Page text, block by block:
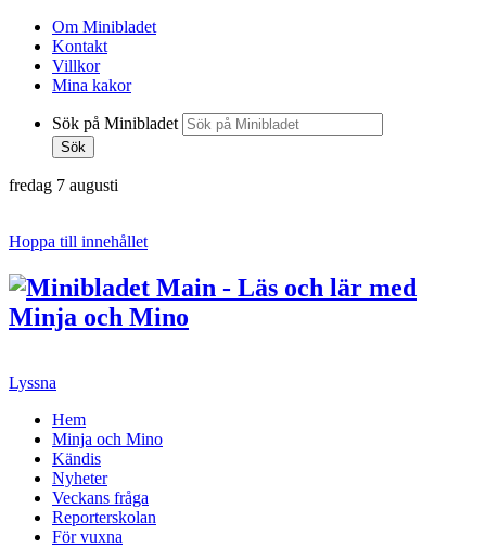
Om Minibladet
Kontakt
Villkor
Mina kakor
Sök på Minibladet
Sök
fredag 7 augusti
Hoppa till innehållet
Lyssna
Hem
Minja och Mino
Kändis
Nyheter
Veckans fråga
Reporterskolan
För vuxna